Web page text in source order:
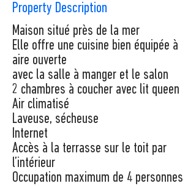
Property Description
Maison situé près de la mer
Elle offre une cuisine bien équipée à
aire ouverte
avec la salle à manger et le salon
2 chambres à coucher avec lit queen
Air climatisé
Laveuse, sécheuse
Internet
Accès à la terrasse sur le toit par
l’intérieur
Occupation maximum de 4 personnes